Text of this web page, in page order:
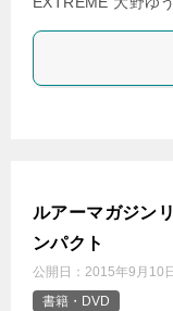
ルアーマガジン
ンパクト
公開日： 2015年9月10日
書籍・DVD